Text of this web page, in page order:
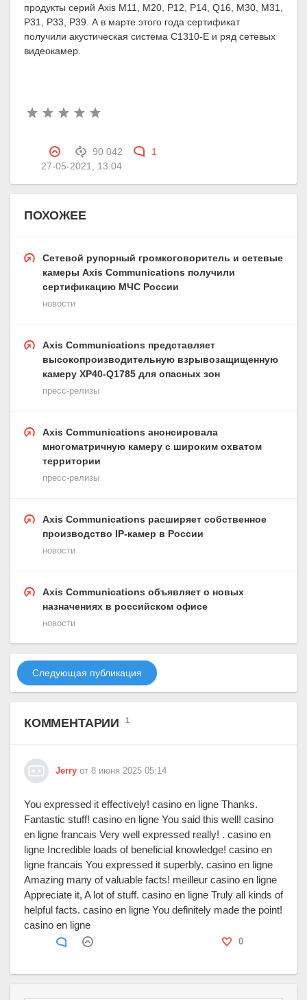
продукты серий Axis M11, M20, P12, P14, Q16, M30, M31,
P31, P33, P39. А в марте этого года сертификат
получили акустическая система С1310-E и ряд сетевых
видеокамер.
90 042
1
27-05-2021, 13:04
ПОХОЖЕЕ
Сетевой рупорный громкоговоритель и сетевые
камеры Axis Communications получили
сертификацию МЧС России
новости
Axis Communications представляет
высокопроизводительную взрывозащищенную
камеру XP40-Q1785 для опасных зон
пресс-релизы
Axis Communications анонсировала
многоматричную камеру с широким охватом
территории
пресс-релизы
Axis Communications расширяет собственное
производство IP-камер в России
новости
Axis Communications объявляет о новых
назначениях в российском офисе
новости
Следующая публикация
КОММЕНТАРИИ 1
Jerry от 8 июня 2025 05:14
0
You expressed it effectively! casino en ligne Thanks.
Fantastic stuff! casino en ligne You said this well! casino
en ligne francais Very well expressed really! . casino en
ligne Incredible loads of beneficial knowledge! casino en
ligne francais You expressed it superbly. casino en ligne
Amazing many of valuable facts! meilleur casino en ligne
Appreciate it, A lot of stuff. casino en ligne Truly all kinds of
helpful facts. casino en ligne You definitely made the point!
casino en ligne